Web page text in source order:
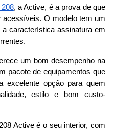
208, a Active, é a prova de que
acessíveis. O modelo tem um
característica assinatura em
um bom desempenho na
pacote de equipamentos que
excelente opção para quem
estilo e bom custo-
Active é o seu interior, com